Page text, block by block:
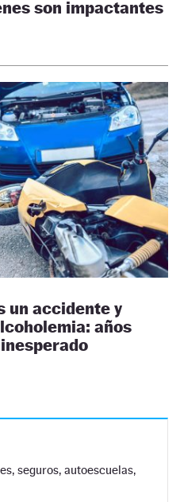
son impactantes
un accidente y
años
seguros, autoescuelas,